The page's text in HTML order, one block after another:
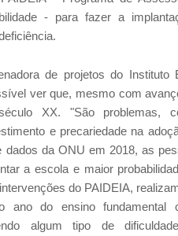
- para fazer a
de projetos do Instituto
ver que, mesmo com
XX. "São problemas,
e precariedade na
dados da ONU em 2018, as
a escola e maior
do PAIDEIA,
ano do ensino fundamental
algum tipo de